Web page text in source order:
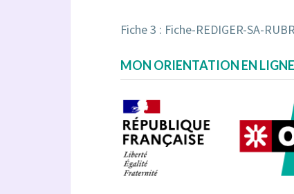
Fiche 3 : Fiche-REDIGER-SA-
MON ORIENTATION EN LIGNE